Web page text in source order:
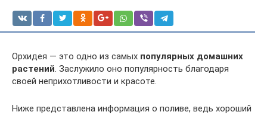
Орхидея — это одно из самых популярных домашних
растений. Заслужило оно популярность благодаря
своей неприхотливости и красоте.
Ниже представлена информация о поливе, ведь хороший